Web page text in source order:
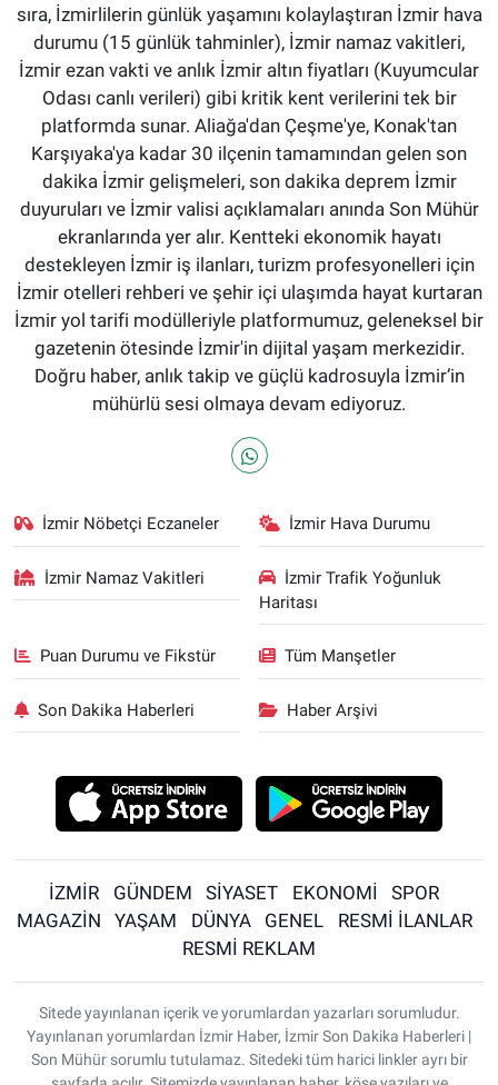
sıra, İzmirlilerin günlük yaşamını kolaylaştıran İzmir hava
durumu (15 günlük tahminler), İzmir namaz vakitleri,
İzmir ezan vakti ve anlık İzmir altın fiyatları (Kuyumcular
Odası canlı verileri) gibi kritik kent verilerini tek bir
platformda sunar. Aliağa'dan Çeşme'ye, Konak'tan
Karşıyaka'ya kadar 30 ilçenin tamamından gelen son
dakika İzmir gelişmeleri, son dakika deprem İzmir
duyuruları ve İzmir valisi açıklamaları anında Son Mühür
ekranlarında yer alır. Kentteki ekonomik hayatı
destekleyen İzmir iş ilanları, turizm profesyonelleri için
İzmir otelleri rehberi ve şehir içi ulaşımda hayat kurtaran
İzmir yol tarifi modülleriyle platformumuz, geleneksel bir
gazetenin ötesinde İzmir'in dijital yaşam merkezidir.
Doğru haber, anlık takip ve güçlü kadrosuyla İzmir’in
mühürlü sesi olmaya devam ediyoruz.
İzmir Nöbetçi Eczaneler İzmir Hava Durumu
İzmir Namaz Vakitleri
İzmir Trafik Yoğunluk
Haritası
Puan Durumu ve Fikstür Tüm Manşetler
Son Dakika Haberleri Haber Arşivi
İZMİR GÜNDEM SİYASET EKONOMİ
SPOR
MAGAZİN
YAŞAM DÜNYA GENEL
RESMİ İLANLAR
RESMİ REKLAM
Sitede yayınlanan içerik ve yorumlardan yazarları sorumludur.
Yayınlanan yorumlardan İzmir Haber, İzmir Son Dakika Haberleri |
Son Mühür sorumlu tutulamaz. Sitedeki tüm harici linkler ayrı bir